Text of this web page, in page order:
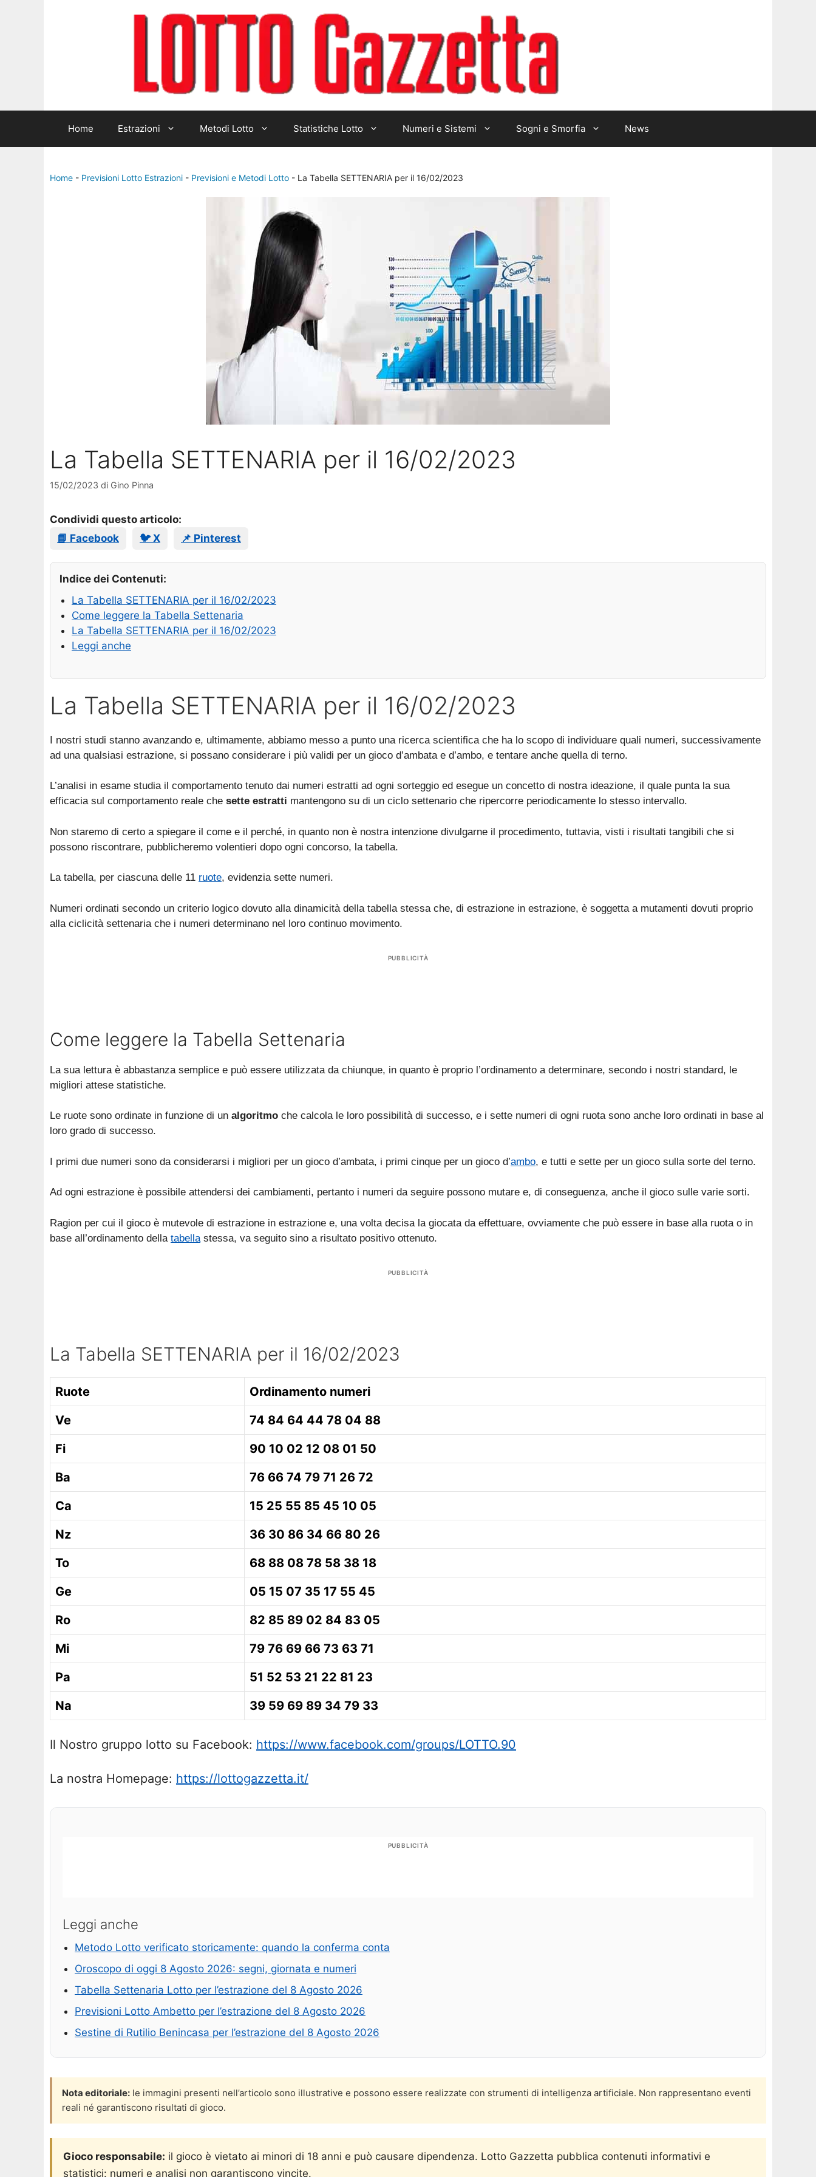
Home Estrazioni Metodi Lotto Statistiche Lotto Numeri e Sistemi Sogni e Smorfia News
Home - Previsioni Lotto Estrazioni - Previsioni e Metodi Lotto - La Tabella SETTENARIA per il 16/02/2023
La Tabella SETTENARIA per il 16/02/2023
15/02/2023 di Gino Pinna
Condividi questo articolo:
📘 Facebook
🐦 X 📌 Pinterest
Indice dei Contenuti:
La Tabella SETTENARIA per il 16/02/2023
Come leggere la Tabella Settenaria
La Tabella SETTENARIA per il 16/02/2023
Leggi anche
La Tabella SETTENARIA per il 16/02/2023
I nostri studi stanno avanzando e, ultimamente, abbiamo messo a punto una ricerca scientifica che ha lo scopo di individuare quali numeri, successivamente
ad una qualsiasi estrazione, si possano considerare i più validi per un gioco d’ambata e d’ambo, e tentare anche quella di terno.
L’analisi in esame studia il comportamento tenuto dai numeri estratti ad ogni sorteggio ed esegue un concetto di nostra ideazione, il quale punta la sua
efficacia sul comportamento reale che sette estratti mantengono su di un ciclo settenario che ripercorre periodicamente lo stesso intervallo.
Non staremo di certo a spiegare il come e il perché, in quanto non è nostra intenzione divulgarne il procedimento, tuttavia, visti i risultati tangibili che si
possono riscontrare, pubblicheremo volentieri dopo ogni concorso, la tabella.
La tabella, per ciascuna delle 11 ruote, evidenzia sette numeri.
Numeri ordinati secondo un criterio logico dovuto alla dinamicità della tabella stessa che, di estrazione in estrazione, è soggetta a mutamenti dovuti proprio
alla ciclicità settenaria che i numeri determinano nel loro continuo movimento.
PUBBLICITÀ
Come leggere la Tabella Settenaria
La sua lettura è abbastanza semplice e può essere utilizzata da chiunque, in quanto è proprio l’ordinamento a determinare, secondo i nostri standard, le
migliori attese statistiche.
Le ruote sono ordinate in funzione di un algoritmo che calcola le loro possibilità di successo, e i sette numeri di ogni ruota sono anche loro ordinati in base al
loro grado di successo.
I primi due numeri sono da considerarsi i migliori per un gioco d’ambata, i primi cinque per un gioco d’ambo, e tutti e sette per un gioco sulla sorte del terno.
Ad ogni estrazione è possibile attendersi dei cambiamenti, pertanto i numeri da seguire possono mutare e, di conseguenza, anche il gioco sulle varie sorti.
Ragion per cui il gioco è mutevole di estrazione in estrazione e, una volta decisa la giocata da effettuare, ovviamente che può essere in base alla ruota o in
base all’ordinamento della tabella stessa, va seguito sino a risultato positivo ottenuto.
PUBBLICITÀ
La Tabella SETTENARIA per il 16/02/2023
Ruote
Ordinamento numeri
Ve
74 84 64 44 78 04 88
Fi
90 10 02 12 08 01 50
Ba
76 66 74 79 71 26 72
Ca
15 25 55 85 45 10 05
Nz
36 30 86 34 66 80 26
To
68 88 08 78 58 38 18
Ge
05 15 07 35 17 55 45
Ro
82 85 89 02 84 83 05
Mi
79 76 69 66 73 63 71
Pa
51 52 53 21 22 81 23
Na
39 59 69 89 34 79 33
Il Nostro gruppo lotto su Facebook: https://www.facebook.com/groups/LOTTO.90
La nostra Homepage: https://lottogazzetta.it/
PUBBLICITÀ
Leggi anche
Metodo Lotto verificato storicamente: quando la conferma conta
Oroscopo di oggi 8 Agosto 2026: segni, giornata e numeri
Tabella Settenaria Lotto per l’estrazione del 8 Agosto 2026
Previsioni Lotto Ambetto per l’estrazione del 8 Agosto 2026
Sestine di Rutilio Benincasa per l’estrazione del 8 Agosto 2026
Nota editoriale: le immagini presenti nell’articolo sono illustrative e possono essere realizzate con strumenti di intelligenza artificiale. Non rappresentano eventi
reali né garantiscono risultati di gioco.
Gioco responsabile: il gioco è vietato ai minori di 18 anni e può causare dipendenza. Lotto Gazzetta pubblica contenuti informativi e
statistici: numeri e analisi non garantiscono vincite.